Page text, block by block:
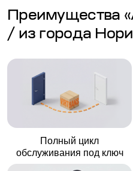
Преимущества
/ из города
Полный цикл
обслуживания под ключ